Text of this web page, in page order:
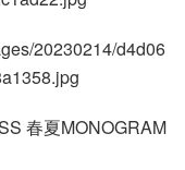
春夏MONOGRAM